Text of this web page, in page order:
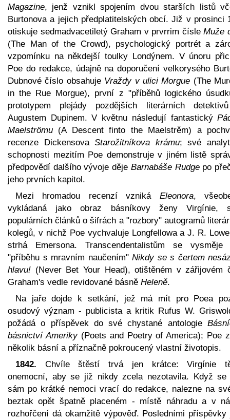
Magazine, jenž vznikl spojením dvou starších listů
Burtonova a jejich předplatitelských obcí. Již v prosinci
otiskuje sedmadvacetiletý Graham v prvrrim čísleMuže
(The Man of the Crowd), psychologický portrét a
vzpomínku na někdejší toulky Londýnem. V únoru
Poe do redakce, údajně na doporučení velkorysého
Dubnové číslo obsahuje Vraždy v ulici Morgue (The
in the Rue Morgue), první z "příběhů logického
prototypem plejády pozdějších literárních
Augustem Dupinem. V květnu následují fantastický
Maelströmu (A Descent finto the Maelstrěm) a
recenze DickensovaStarožitníkova krámu; své
schopnosti mezitím Poe demonstruje v jiném listě
předpovědí dalšího vývoje děje Barnabáše Rudgepo
jeho prvních kapitol.
Mezi hromadou recenzí vzniká Eleonora,
vykládaná jako obraz básníkovy ženy Virgínie,
populárních článků o šifrách a "rozbory" autogramů
kolegů, v nichž Poe vychvaluje Longfellowa a J. R.
strhá Emersona. Transcendentalistům se
"příběhu s mravním naučením"Nikdy se s čertem
hlavu! (Never Bet Your Head), otištěném v zářijovém
Graham's vedle revidované básně Heleně.
Na jaře dojde k setkání, jež má mít pro Poea
osudový význam - publicista a kritik Rufus W.
požádá o příspěvek do své chystané antologie
básnictví Ameriky(Poets and Poetry of America); Poe
několik básní a příznačně pokroucený vlastní životopis.
1842. Chvíle štěstí trvá jen krátce: Virgínie
onemocní, aby se již nikdy zcela nezotavila. Když se
sám po krátké nemoci vrací do redakce, nalezne na
beztak opět špatně placeném - místě náhradu a v
rozhořčení dá okamžitě výpověď. Posledními příspěvky